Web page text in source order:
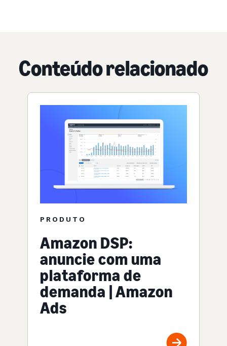
Conteúdo relacionado
PRODUTO
Amazon DSP:
anuncie com uma
plataforma de
demanda | Amazon
Ads